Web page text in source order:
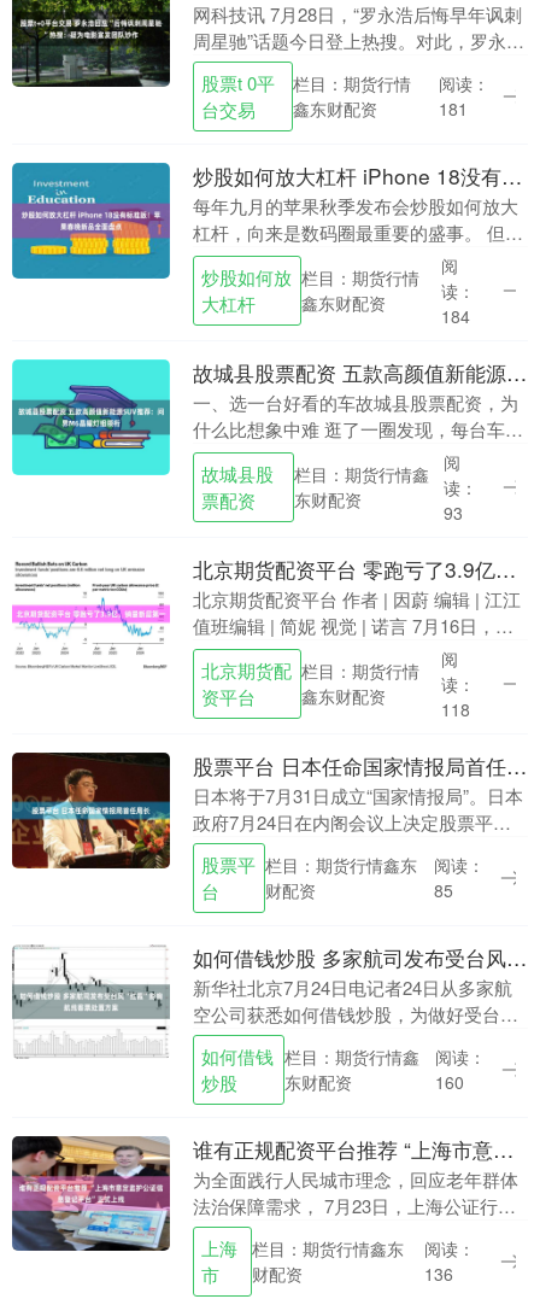
网科技讯 7月28日，“罗永浩后悔早年讽刺
周星驰”话题今日登上热搜。对此，罗永浩
本人在微博发文回应称，相关言论是“几年
前说的股票t+0平台交易，哪来的‘现
在’？....
股票t 0平
台交易
栏目：期货行情
鑫东财配资
阅读：
181
炒股如何放大杠杆 iPhone 18没有标准版！苹果春晚新品全面盘点
每年九月的苹果秋季发布会炒股如何放大
杠杆，向来是数码圈最重要的盛事。 但今
年一条重磅消息搅动市场：多方供应链消
息显示，2026年9月苹果发布会将不再同
步推出iP....
炒股如何放
大杠杆
栏目：期货行情
鑫东财配资
阅
读：
184
故城县股票配资 五款高颜值新能源SUV推荐：问界M6晶曜灯组领衔
一、选一台好看的车故城县股票配资，为
什么比想象中难 逛了一圈发现，每台车看
起来都差不多：贯穿式灯带、溜背线条、
隐藏式门把手……这些元素几乎成了新能
源SUV的标配....
故城县股
票配资
栏目：期货行情鑫
东财配资
阅
读：
93
北京期货配资平台 零跑亏了3.9亿，销量断层第一
北京期货配资平台 作者 | 因蔚 编辑 | 江江
值班编辑 | 简妮 视觉 | 诺言 7月16日，零
跑B10、B01双车焕新上市。两款车型智
驾、内饰、配色、座舱....
北京期货配
资平台
栏目：期货行情
鑫东财配资
阅
读：
118
股票平台 日本任命国家情报局首任局长
日本将于7月31日成立“国家情报局”。日本
政府7月24日在内阁会议上决定股票平
台，该机构首任局长选定内阁情报官原和
也。 日本“国家情报局”由内阁情报调查室
升级而....
股票平
台
栏目：期货行情鑫东
财配资
阅读：
85
如何借钱炒股 多家航司发布受台风“红霞”影响航线客票处置方案
新华社北京7月24日电记者24日从多家航
空公司获悉如何借钱炒股，为做好受台风
“红霞”影响航班的旅客服务，协助旅客更
好地安排出行，国航、深航、厦航等航空
公司已发布....
如何借钱
炒股
栏目：期货行情鑫
东财配资
阅读：
160
谁有正规配资平台推荐 “上海市意定监护公证信息登记平台”正式上线
为全面践行人民城市理念，回应老年群体
法治保障需求， 7月23日，上海公证行业
召开优化老年人意定监护公证服务工作推
进会。 “上海市意定监护公证信息登记平
台”正式上....
上海
市
栏目：期货行情鑫东
财配资
阅读：
136